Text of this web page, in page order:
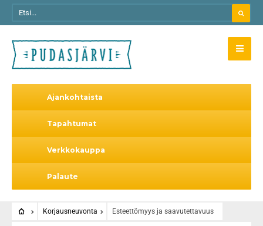
Ajankohtaista
Tapahtumat
Verkkokauppa
Palaute
Korjausneuvonta Esteettömyys ja saavutettavuus